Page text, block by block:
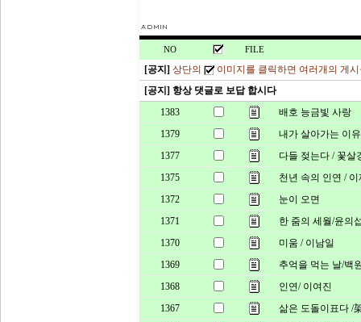
가을이 된다.
아니 어쩌면 이미
겨울의 문턱인 걸
애써 부인하는지
어느 때부턴지
하는 일이 재미가
즐거운 웃음이 사
자꾸 식어가는 의
아무래도 겨울은
내 속으로 들어와
NO FILE
[공지] 상단의
이미지를 클릭하면 여러개의 게
[공지] 항상 댓글로 보답 합시다
1383
배호 능금빛 사랑
1379
내가 살아가는 이유
1377
다들 젖는다 / 꽃살
1375
천년 속의 인연 / 이
1372
눈이 오면
1371
한 줌의 세월/윤의
1370
미움 / 이남일
1369
추억을 먹는 날/백
1368
인연/ 이여진
1367
삶은 도돌이표다 /